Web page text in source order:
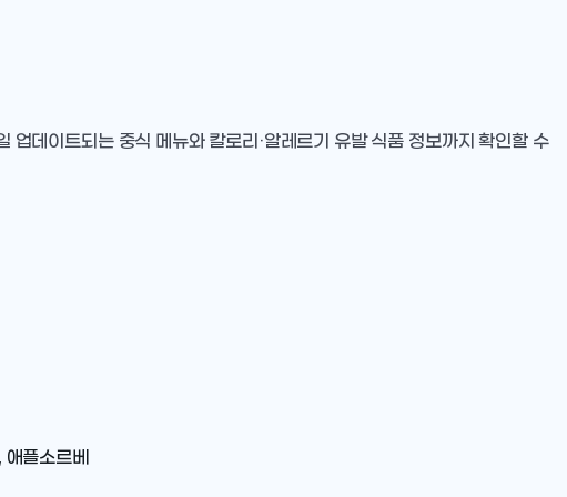
데이트되는 중식 메뉴와 칼로리·알레르기 유발 식품 정보까지 확인할 수
플소르베